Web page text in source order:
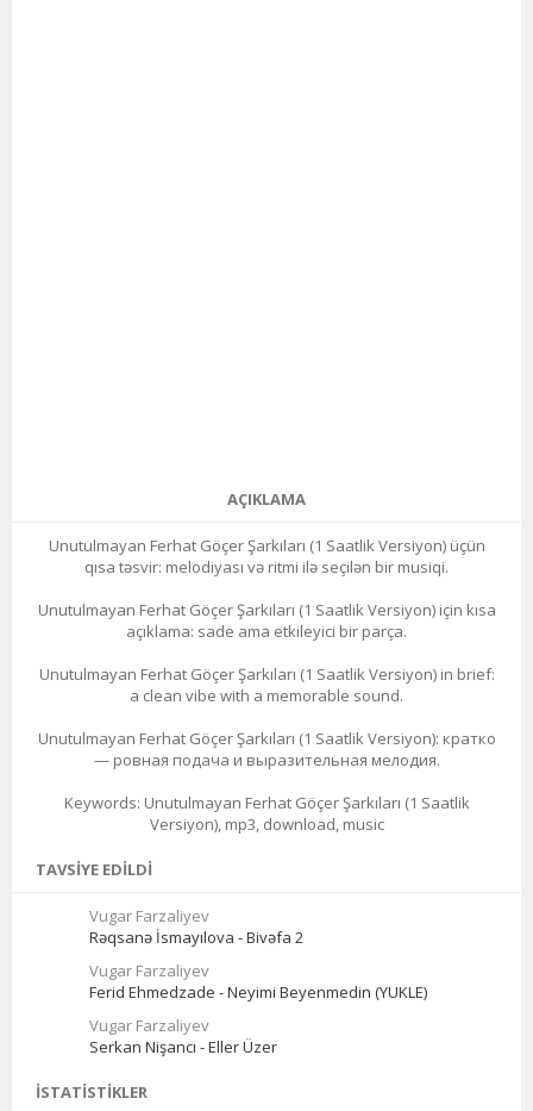
AÇIKLAMA
Unutulmayan Ferhat Göçer Şarkıları (1 Saatlik Versiyon) üçün
qısa təsvir: melodiyası və ritmi ilə seçilən bir musiqi.
Unutulmayan Ferhat Göçer Şarkıları (1 Saatlik Versiyon) için kısa
açıklama: sade ama etkileyici bir parça.
Unutulmayan Ferhat Göçer Şarkıları (1 Saatlik Versiyon) in brief:
a clean vibe with a memorable sound.
Unutulmayan Ferhat Göçer Şarkıları (1 Saatlik Versiyon): кратко
— ровная подача и выразительная мелодия.
Keywords: Unutulmayan Ferhat Göçer Şarkıları (1 Saatlik
Versiyon), mp3, download, music
TAVSIYE EDILDI
Vugar Farzaliyev
Rəqsanə İsmayılova - Bivəfa 2
Vugar Farzaliyev
Ferid Ehmedzade - Neyimi Beyenmedin (YUKLE)
Vugar Farzaliyev
Serkan Nişancı - Eller Üzer
İSTATISTIKLER